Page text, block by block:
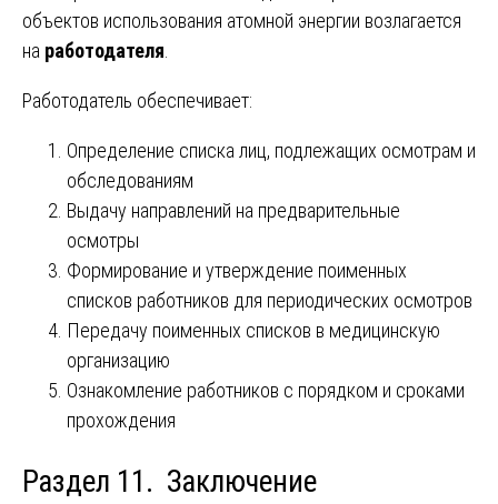
объектов использования атомной энергии возлагается
на работодателя
Работодатель обеспечивает:
Определение списка лиц, подлежащих осмотрам и
обследованиям
Выдачу направлений на предварительные
осмотры
Формирование и утверждение поименных
списков работников для периодических осмотров
Передачу поименных списков в медицинскую
организацию
Ознакомление работников с порядком и сроками
прохождения
Раздел 11. Заключение